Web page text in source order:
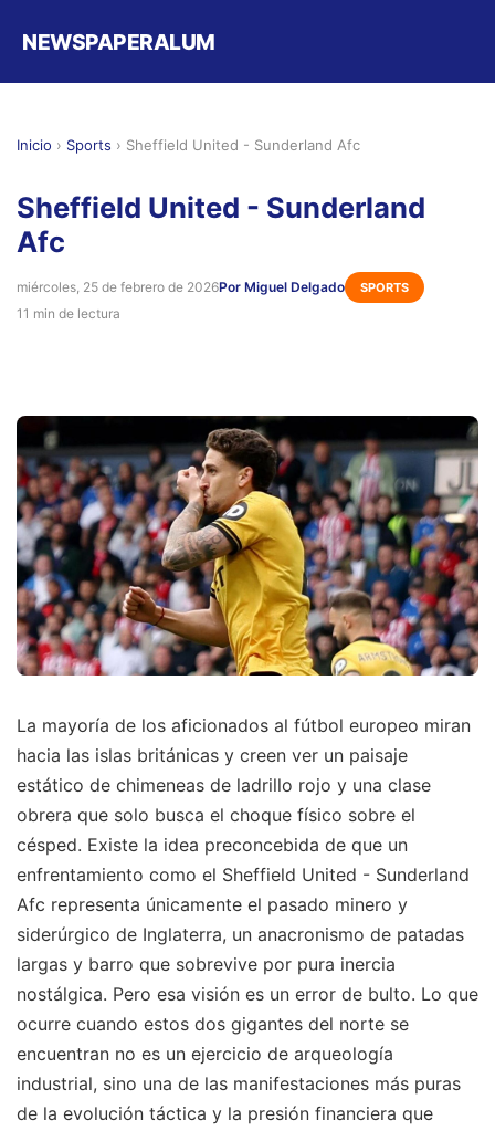
NEWSPAPERALUM
Inicio › Sports › Sheffield United - Sunderland Afc
Sheffield United - Sunderland
Afc
miércoles, 25 de febrero de 2026Por Miguel Delgado SPORTS
11 min de lectura
La mayoría de los aficionados al fútbol europeo miran
hacia las islas británicas y creen ver un paisaje
estático de chimeneas de ladrillo rojo y una clase
obrera que solo busca el choque físico sobre el
césped. Existe la idea preconcebida de que un
enfrentamiento como el Sheffield United - Sunderland
Afc representa únicamente el pasado minero y
siderúrgico de Inglaterra, un anacronismo de patadas
largas y barro que sobrevive por pura inercia
nostálgica. Pero esa visión es un error de bulto. Lo que
ocurre cuando estos dos gigantes del norte se
encuentran no es un ejercicio de arqueología
industrial, sino una de las manifestaciones más puras
de la evolución táctica y la presión financiera que